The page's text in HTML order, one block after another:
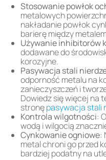
Stosowanie powłok
metalowych
nakładanie powłok
barierę między
Używanie inhibitorów
dodawane do
korozyjne.
Pasywacja stali
odporność metalu na
zanieczyszczeń i
Dowiedz się więcej na
stronępasywacja stali
Kontrola wilgotności:
wodą i wilgocią
Cynkowanie ogniowe:
metal chroni go przed
bardziej podatny na